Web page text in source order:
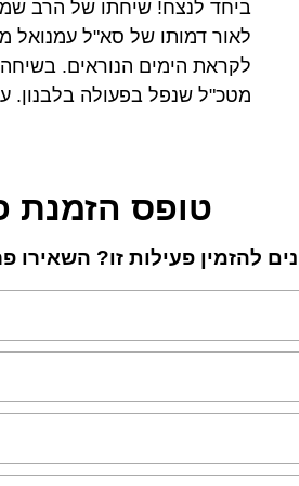
ביחד לנצח! שיחתו של הרב
לאור דמותו של סא"ל עמנואל
לקראת הימים הנוראים.
מטכ"ל שנפל בפעולה בלבנון.
טופס הזמנת
להזמין פעילות זו?